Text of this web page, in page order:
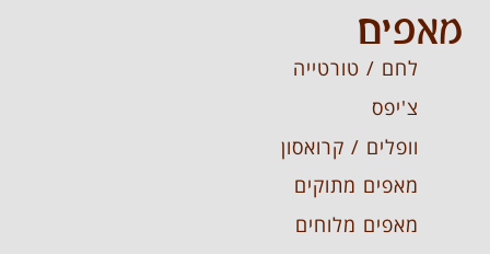
מאפים
לחם / טורטייה
צ'יפס
וופלים / קרואסון
מאפים מתוקים
מאפים מלוחים